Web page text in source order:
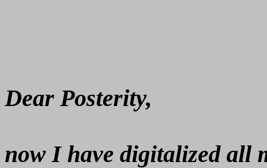
Dear Posterity,
now I have digitalized all